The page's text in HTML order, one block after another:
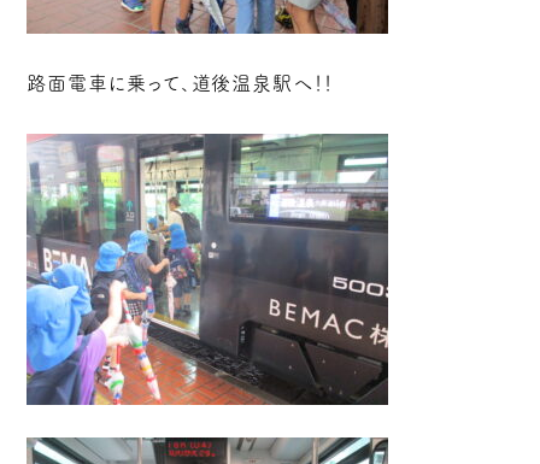
路面電車に乗って、道後温泉駅へ！！